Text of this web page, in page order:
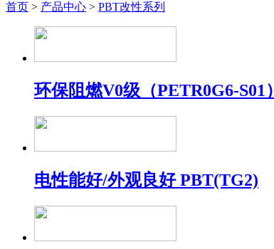
首页 > 产品中心 > PBT改性系列
环保阻燃V0级（PETR0G6-S01）
电性能好/外观良好 PBT(TG2)